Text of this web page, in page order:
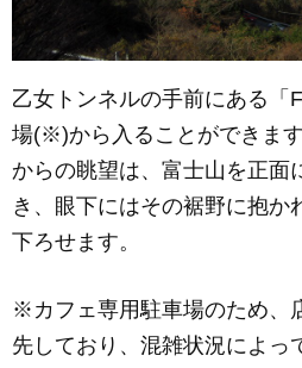
乙女トンネルの手前にある「
場(※)から入ることができま
からの眺望は、富士山を正面
き、眼下にはその裾野に抱か
下ろせます。
※カフェ専用駐車場のため、
先しており、混雑状況によっ